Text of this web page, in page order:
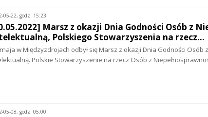
05-22, godz. 15:23
Marsz z okazji Dnia Godności Osób z
Polskiego Stowarzyszenia na rzecz…
w Międzyzdrojach odbył się Marsz z okazji Dnia Godności Osób
Polskie Stowarzyszenie na rzecz Osób z
05-08, godz. 05:00